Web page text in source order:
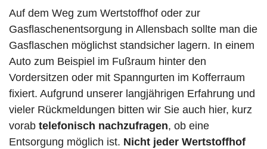
Auf dem Weg zum Wertstoffhof oder zur
Gasflaschenentsorgung in Allensbach sollte man die
Gasflaschen möglichst standsicher lagern. In einem
Auto zum Beispiel im Fußraum hinter den
Vordersitzen oder mit Spanngurten im Kofferraum
fixiert. Aufgrund unserer langjährigen Erfahrung und
vieler Rückmeldungen bitten wir Sie auch hier, kurz
vorab telefonisch nachzufragen, ob eine
Entsorgung möglich ist. Nicht jeder Wertstoffhof